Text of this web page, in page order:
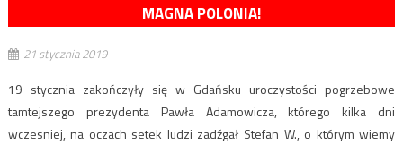
MAGNA POLONIA!
21 stycznia 2019
19 stycznia zakończyły się w Gdańsku uroczystości pogrzebowe
tamtejszego prezydenta Pawła Adamowicza, którego kilka dni
wczesniej, na oczach setek ludzi zadźgał Stefan W., o którym wiemy